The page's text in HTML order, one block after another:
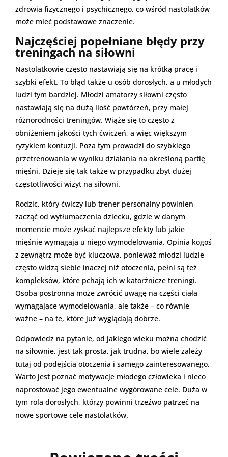
zdrowia fizycznego i psychicznego, co wśród nastolatków
może mieć podstawowe znaczenie.
Najczęściej popełniane błędy przy
treningach na siłowni
Nastolatkowie często nastawiają się na krótką pracę i
szybki efekt. To błąd także u osób dorosłych, a u młodych
ludzi tym bardziej. Młodzi amatorzy siłowni często
nastawiają się na dużą ilość powtórzeń, przy małej
różnorodności treningów. Wiąże się to często z
obniżeniem jakości tych ćwiczeń, a więc większym
ryzykiem kontuzji. Poza tym prowadzi do szybkiego
przetrenowania w wyniku działania na określoną partię
mięśni. Dzieje się tak także w przypadku zbyt dużej
częstotliwości wizyt na siłowni.
Rodzic, który ćwiczy lub trener personalny powinien
zacząć od wytłumaczenia dziecku, gdzie w danym
momencie może zyskać najlepsze efekty lub jakie
mięśnie wymagają u niego wymodelowania. Opinia kogoś
z zewnątrz może być kluczowa, ponieważ młodzi ludzie
często widzą siebie inaczej niż otoczenia, pełni są też
kompleksów, które pchają ich w katorżnicze treningi.
Osoba postronna może zwrócić uwagę na części ciała
wymagające wymodelowania, ale także – co równie
ważne – na te, które już wyglądają dobrze.
Odpowiedz na pytanie, od jakiego wieku można chodzić
na siłownie, jest tak prosta, jak trudna, bo wiele zależy
tutaj od podejścia otoczenia i samego zainteresowanego.
Warto jest poznać motywacje młodego człowieka i nieco
naprostować jego ewentualne wygórowane cele. Duża w
tym rola dorosłych, którzy powinni trzeźwo patrzeć na
nowe sportowe cele nastolatków.